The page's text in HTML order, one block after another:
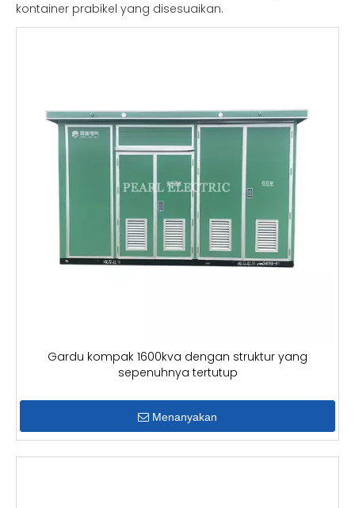
kontainer prabikel yang disesuaikan.
Gardu kompak 1600kva dengan struktur yang
sepenuhnya tertutup
Menanyakan